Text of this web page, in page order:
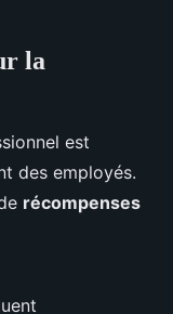
la
est
des employés.
récompenses